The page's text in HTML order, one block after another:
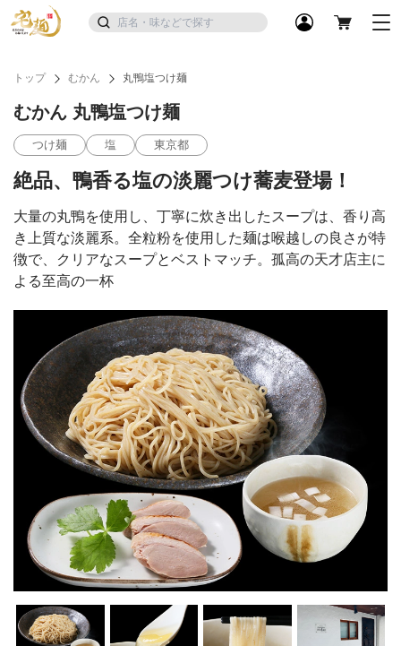
トップ むかん 丸鴨塩つけ麺
むかん 丸鴨塩つけ麺
つけ麺 塩 東京都
絶品、鴨香る塩の淡麗つけ蕎麦登場！
大量の丸鴨を使用し、丁寧に炊き出したスープは、香り高
き上質な淡麗系。全粒粉を使用した麺は喉越しの良さが特
徴で、クリアなスープとベストマッチ。孤高の天才店主に
よる至高の一杯